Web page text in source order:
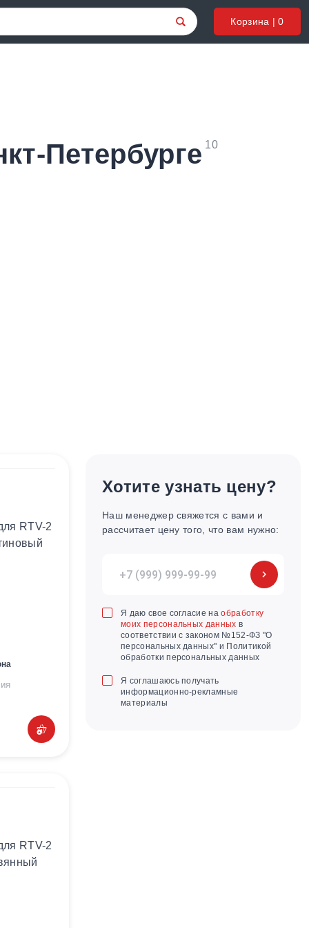
Корзина |0
Петербурге 10
RTV-2
RTV-2
Хотите узнать цену?
Наш менеджер свяжется с вами и
рассчитает цену того, что вам нужно:
Я даю свое согласие наобработку
моих персональных данных в
соответствии с законом №152-ФЗ "О
персональных данных" и Политикой
обработки персональных данных
Я соглашаюсь получать
информационно-рекламные
материалы